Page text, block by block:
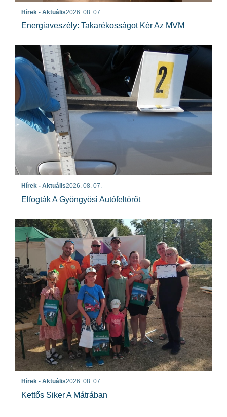
Hírek - Aktuális2026. 08. 07.
Energiaveszély: Takarékosságot Kér Az MVM
Hírek - Aktuális2026. 08. 07.
Elfogták A Gyöngyösi Autófeltörőt
Hírek - Aktuális2026. 08. 07.
Kettős Siker A Mátrában